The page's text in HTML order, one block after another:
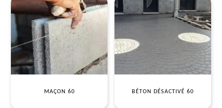
MAÇON 60 BÉTON DÉSACTIVÉ 60